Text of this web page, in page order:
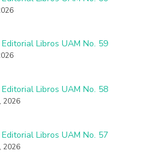
Libros UAM No. 59
Libros UAM No. 58
2026
Libros UAM No. 57
2026